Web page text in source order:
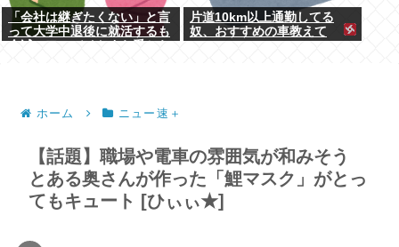
「会社は継ぎたくない」と言
って大学中退後に就活するも
片道10km以上通勤してる
奴、おすすめの車教えて
ホーム ニュー速＋
【話題】職場や電車の雰囲気が和みそう
とある奥さんが作った「鯉マスク」がとっ
てもキュート [ひぃぃ★]